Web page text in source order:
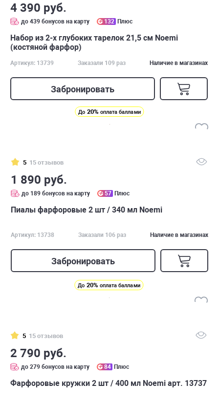
4 390 руб.
до 439 бонусов на карту 132 Плюс
Набор из 2-х глубоких тарелок 21,5 см Noemi
(костяной фарфор)
Артикул: 13739 Заказали 109 раз Наличие в магазинах
Забронировать
До 20% оплата баллами
5 15 отзывов
1 890 руб.
до 189 бонусов на карту 57 Плюс
Пиалы фарфоровые 2 шт / 340 мл Noemi
Артикул: 13738 Заказали 106 раз Наличие в магазинах
Забронировать
До 20% оплата баллами
5 15 отзывов
2 790 руб.
до 279 бонусов на карту 84 Плюс
Фарфоровые кружки 2 шт / 400 мл Noemi арт. 13737